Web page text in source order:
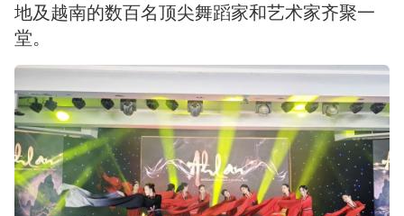
地及越南的数百名顶尖舞蹈家和艺术家齐聚一
堂。